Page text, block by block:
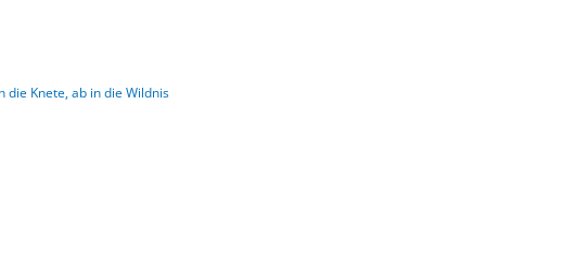
die Knete, ab in die Wildnis